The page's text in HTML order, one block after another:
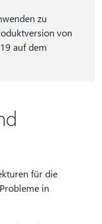
zu
von
auf dem
für die
in